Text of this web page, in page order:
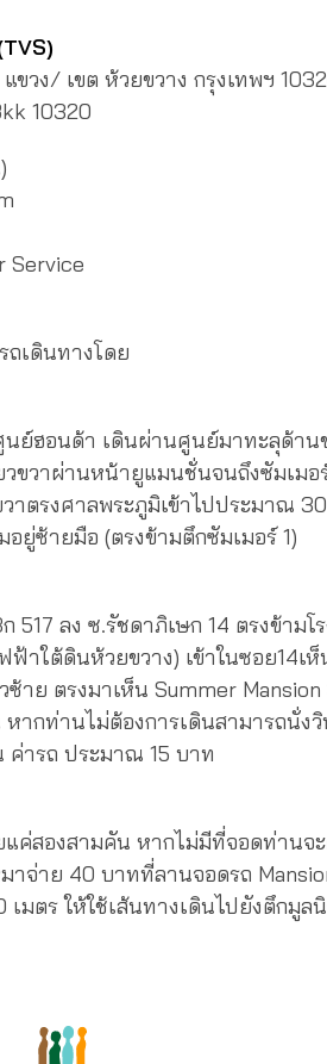
วง/ เขต ห้วยขวาง กรุงเทพฯ
10320
Service
ถเดินทางโดย
นย์ฮอนด้า เดินผ่านศูนย์มาทะลุด้าน
ขวาผ่านหน้ายูแมนชั่นจนถึงซัมเม
าตรงศาลพระภูมิเข้าไปประมาณ
ยู่ซ้ายมือ (ตรงข้ามตึกซัมเมอร์ 1)
517 ลง ซ.รัชดาภิเษก 14 ตรงข้ามโ
าใต้ดินห้วยขวาง) เข้าในซอย14เห็
าย ตรงมาเห็น Summer Mansion
ากท่านไม่ต้องการเดินสามารถนั่งวิ
ารถ ประมาณ 15 บาท
ค่สองสามคัน หากไม่มีที่จอดท่านจ
าจ่าย 40 บาทที่ลานจอดรถ
มตร ให้ใช้เส้นทางเดินไปยังตึกมูล